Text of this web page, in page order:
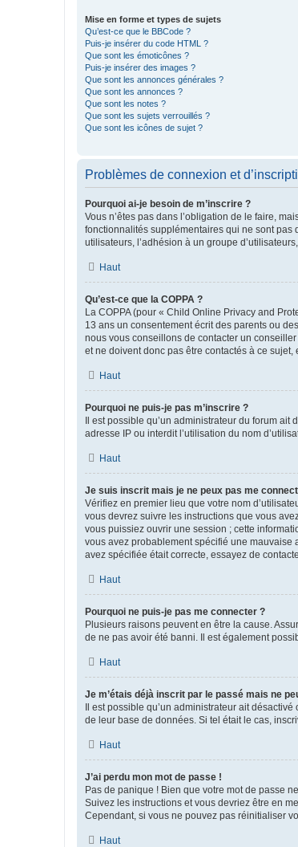
Mise en forme et types de sujets
Qu’est-ce que le BBCode ?
Puis-je insérer du code HTML ?
Que sont les émoticônes ?
Puis-je insérer des images ?
Que sont les annonces générales ?
Que sont les annonces ?
Que sont les notes ?
Que sont les sujets verrouillés ?
Que sont les icônes de sujet ?
Problèmes de connexion et
Pourquoi ai-je besoin de m’inscrire ?
Vous n’êtes pas dans l’obligation de le faire,
fonctionnalités supplémentaires qui ne sont pas
utilisateurs, l’adhésion à un groupe
Haut
Qu’est-ce que la COPPA ?
La COPPA (pour « Child Online Privacy and
13 ans un consentement écrit des parents ou
nous vous conseillons de contacter un
et ne doivent donc pas être contactés à ce
Haut
Pourquoi ne puis-je pas m’inscrire ?
Il est possible qu’un administrateur du forum ait
adresse IP ou interdit l’utilisation du nom
Haut
Je suis inscrit mais je ne peux pas me
Vérifiez en premier lieu que votre nom
vous devrez suivre les instructions que vous
vous puissiez ouvrir une session ; cette
vous avez probablement spécifié une mauvaise
avez spécifiée était correcte, essayez de
Haut
Pourquoi ne puis-je pas me connecter ?
Plusieurs raisons peuvent en être la cause.
de ne pas avoir été banni. Il est également
Haut
Je m’étais déjà inscrit par le passé mais ne
Il est possible qu’un administrateur ait
de leur base de données. Si tel était le cas,
Haut
J’ai perdu mon mot de passe !
Pas de panique ! Bien que votre mot de passe
Suivez les instructions et vous devriez être en
Cependant, si vous ne pouvez pas réinitialiser
Haut